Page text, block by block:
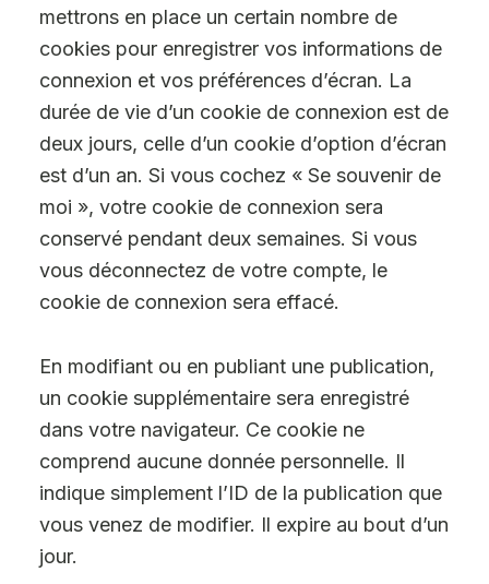
mettrons en place un certain nombre de
cookies pour enregistrer vos informations de
connexion et vos préférences d’écran. La
durée de vie d’un cookie de connexion est de
deux jours, celle d’un cookie d’option d’écran
est d’un an. Si vous cochez « Se souvenir de
moi », votre cookie de connexion sera
conservé pendant deux semaines. Si vous
vous déconnectez de votre compte, le
cookie de connexion sera effacé.
En modifiant ou en publiant une publication,
un cookie supplémentaire sera enregistré
dans votre navigateur. Ce cookie ne
comprend aucune donnée personnelle. Il
indique simplement l’ID de la publication que
vous venez de modifier. Il expire au bout d’un
jour.